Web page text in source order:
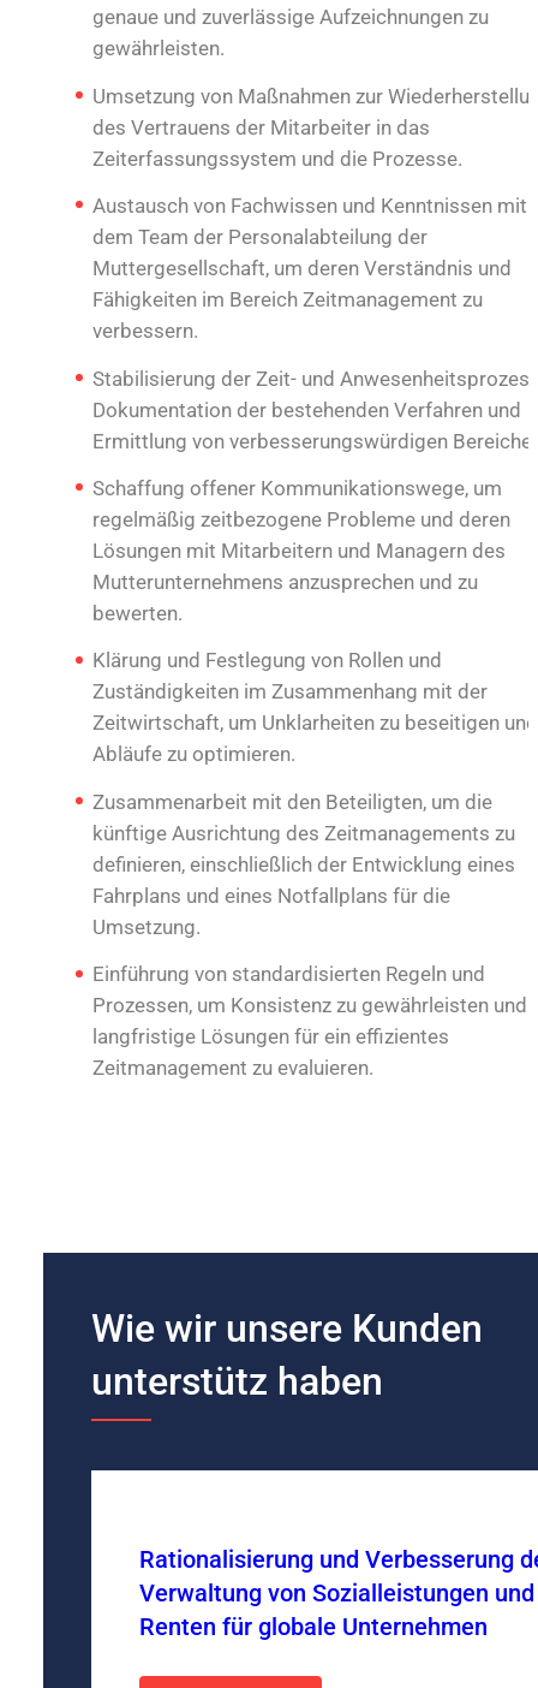
genaue und zuverlässige Aufzeichnungen zu
gewährleisten.
Umsetzung von Maßnahmen zur
des Vertrauens der Mitarbeiter in das
Zeiterfassungssystem und die Prozesse.
Austausch von Fachwissen und Kenntnissen mit
dem Team der Personalabteilung der
Muttergesellschaft, um deren Verständnis und
Fähigkeiten im Bereich Zeitmanagement zu
verbessern.
Stabilisierung der Zeit- und
Dokumentation der bestehenden Verfahren und
Ermittlung von verbesserungswürdigen
Schaffung offener Kommunikationswege, um
regelmäßig zeitbezogene Probleme und deren
Lösungen mit Mitarbeitern und Managern des
Mutterunternehmens anzusprechen und zu
bewerten.
Klärung und Festlegung von Rollen und
Zuständigkeiten im Zusammenhang mit der
Zeitwirtschaft, um Unklarheiten zu beseitigen und
Abläufe zu optimieren.
Zusammenarbeit mit den Beteiligten, um die
künftige Ausrichtung des Zeitmanagements zu
definieren, einschließlich der Entwicklung eines
Fahrplans und eines Notfallplans für die
Umsetzung.
Einführung von standardisierten Regeln und
Prozessen, um Konsistenz zu gewährleisten und
langfristige Lösungen für ein effizientes
Zeitmanagement zu evaluieren.
Wie wir unsere Kunden
unterstütz haben
Rationalisierung und Verbesserung
Verwaltung von Sozialleistungen und
Renten für globale Unternehmen